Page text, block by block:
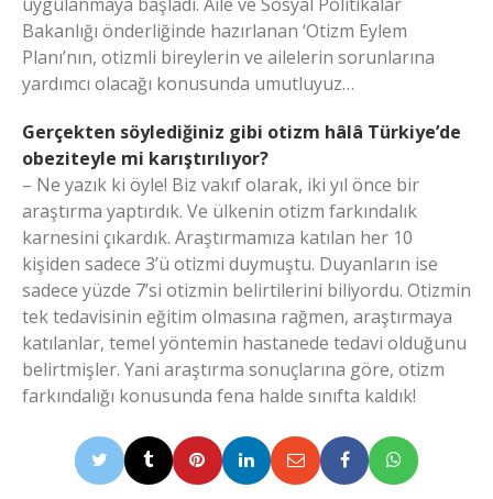
Bakanlığı önderliğinde hazırlanan ‘Otizm Eylem
Planı’nın, otizmli bireylerin ve ailelerin sorunlarına
yardımcı olacağı konusunda umutluyuz…
Gerçekten söylediğiniz gibi otizm hâlâ Türkiye’de
obeziteyle mi karıştırılıyor?
– Ne yazık ki öyle! Biz vakıf olarak, iki yıl önce bir
araştırma yaptırdık. Ve ülkenin otizm farkındalık
karnesini çıkardık. Araştırmamıza katılan her 10
kişiden sadece 3’ü otizmi duymuştu. Duyanların ise
sadece yüzde 7’si otizmin belirtilerini biliyordu. Otizmin
tek tedavisinin eğitim olmasına rağmen, araştırmaya
katılanlar, temel yöntemin hastanede tedavi olduğunu
belirtmişler. Yani araştırma sonuçlarına göre, otizm
farkındalığı konusunda fena halde sınıfta kaldık!